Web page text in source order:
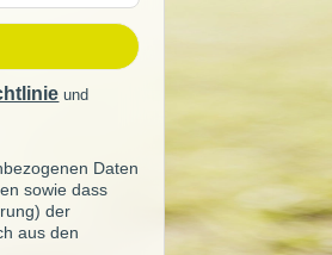
und
Daten
sowie dass
der
aus den